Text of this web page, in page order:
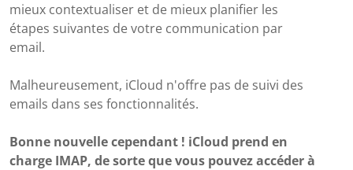
mieux contextualiser et de mieux planifier les
étapes suivantes de votre communication par
email.
Malheureusement, iCloud n'offre pas de suivi des
emails dans ses fonctionnalités.
Bonne nouvelle cependant ! iCloud prend en
charge IMAP, de sorte que vous pouvez accéder à